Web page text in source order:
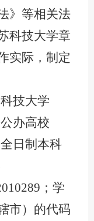
》等相关法
科技大学章
实际，制定
技大学
办高校
日制本科
；学
市）的代码